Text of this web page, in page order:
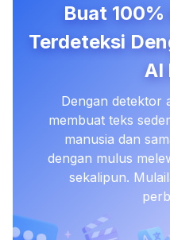
Buat
Terdeteksi
AI
Dengan detektor
membuat teks
manusia dan
dengan mulus
sekalipun.